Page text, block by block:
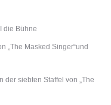
die Bühne
„The Masked Singer“und
der siebten Staffel von „The